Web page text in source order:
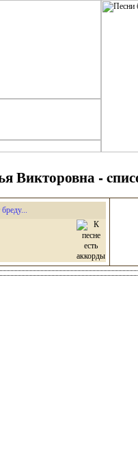
Викторовна -